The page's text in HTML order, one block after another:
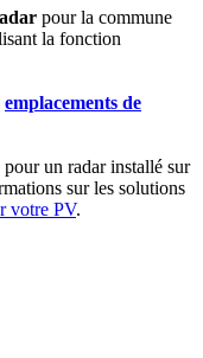
pour la commune
la fonction
emplacements de
un radar installé sur
sur les solutions
votre PV.